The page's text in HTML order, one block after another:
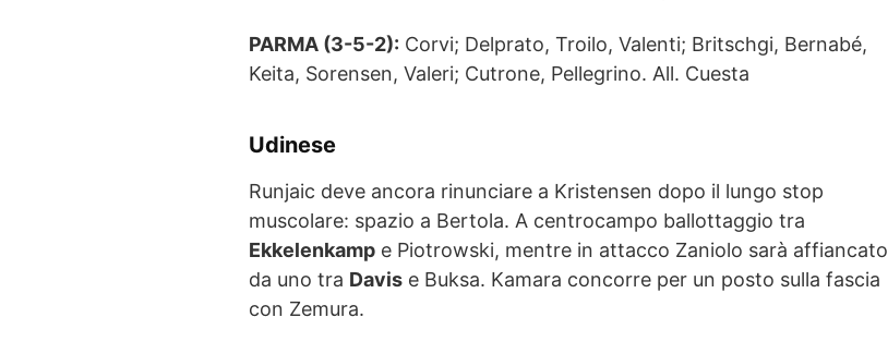
PARMA (3-5-2): Corvi; Delprato, Troilo, Valenti; Britschgi, Bernabé,
Keita, Sorensen, Valeri; Cutrone, Pellegrino. All. Cuesta
Udinese
Runjaic deve ancora rinunciare a Kristensen dopo il lungo stop
muscolare: spazio a Bertola. A centrocampo ballottaggio tra
Ekkelenkamp e Piotrowski, mentre in attacco Zaniolo sarà affiancato
da uno tra Davis e Buksa. Kamara concorre per un posto sulla fascia
con Zemura.